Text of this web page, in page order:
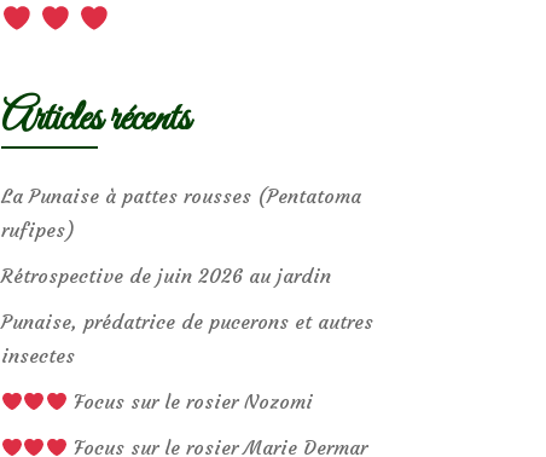
Articles récents
La Punaise à pattes rousses (Pentatoma
rufipes)
Rétrospective de juin 2026 au jardin
Punaise, prédatrice de pucerons et autres
insectes
Focus sur le rosier Nozomi
Focus sur le rosier Marie Dermar